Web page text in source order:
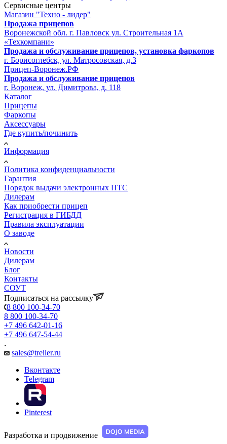
Сервисные центры
Магазин "Техно - лидер"
Продажа прицепов
Воронежской обл. г. Павловск ул. Строительная 1А
«Техкомпани»
Продажа и обслуживание прицепов, установка фаркопов
г. Борисоглебск, ул. Матросовская, д.3
Прицеп-Воронеж.РФ
Продажа и обслуживание прицепов
г. Воронеж, ул. Димитрова, д. 118
Каталог
Прицепы
Фаркопы
Аксессуары
Где купить/починить
Информация
Политика конфиденциальности
Гарантия
Порядок выдачи электронных ПТС
Дилерам
Как приобрести прицеп
Регистрация в ГИБДД
Правила эксплуатации
О заводе
Новости
Дилерам
Блог
Контакты
СОУТ
Подписаться на рассылку
8 800 100-34-70
8 800 100-34-70
+7 496 642-01-16
+7 496 647-54-44
sales@treiler.ru
Вконтакте
Telegram
Pinterest
Разработка и продвижение